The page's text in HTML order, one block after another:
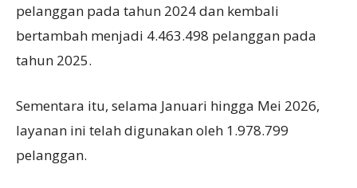
pelanggan pada tahun 2024 dan kembali
bertambah menjadi 4.463.498 pelanggan pada
tahun 2025.
Sementara itu, selama Januari hingga Mei 2026,
layanan ini telah digunakan oleh 1.978.799
pelanggan.